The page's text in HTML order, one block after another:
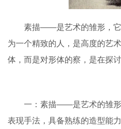
素描——是艺术的雏形，
为一个精致的人，是高度的艺
体，而是对形体的察，是在探
一：素描——是艺术的雏
表现手法，具备熟练的造型能